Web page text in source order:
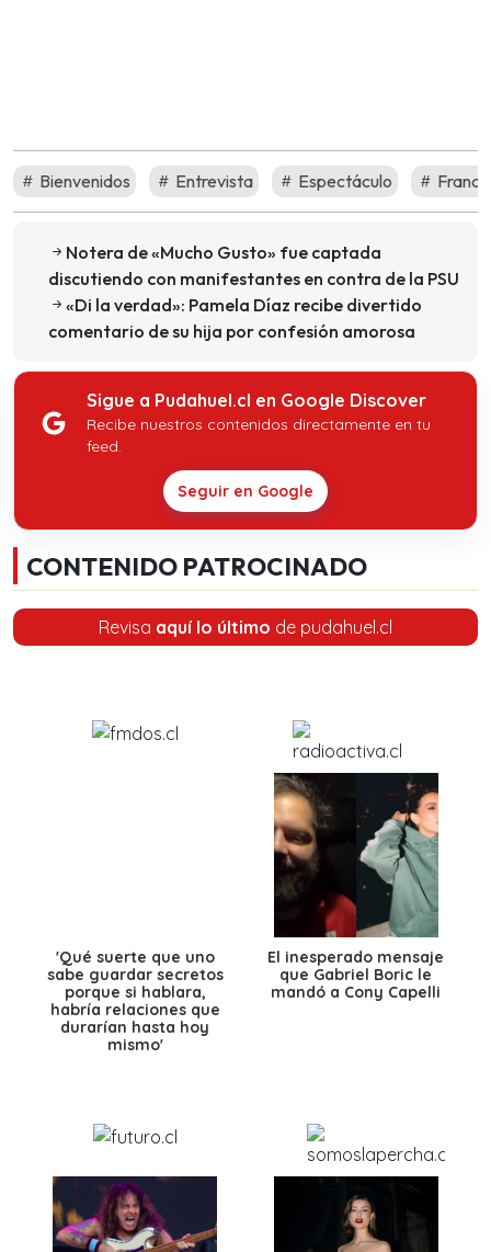
Bienvenidos Entrevista Espectáculo
Notera de «Mucho Gusto» fue captada
discutiendo con manifestantes en contra de la PSU
«Di la verdad»: Pamela Díaz recibe divertido
comentario de su hija por confesión amorosa
Sigue a Pudahuel.cl en Google Discover
Recibe nuestros contenidos directamente en tu
feed.
Seguir en Google
CONTENIDO PATROCINADO
Revisa aquí lo último de pudahuel.cl
'Qué suerte que uno
sabe guardar secretos
porque si hablara,
habría relaciones que
durarían hasta hoy
mismo'
El inesperado mensaje
que Gabriel Boric le
mandó a Cony Capelli